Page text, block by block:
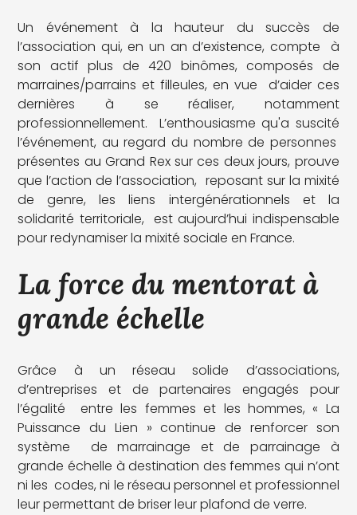
Un événement à la hauteur du succès de
l’association qui, en un an d’existence, compte à
son actif plus de 420 binômes, composés de
marraines/parrains et filleules, en vue d’aider ces
dernières à se réaliser, notamment
professionnellement. L’enthousiasme qu'a suscité
l’événement, au regard du nombre de personnes
présentes au Grand Rex sur ces deux jours, prouve
que l’action de l’association, reposant sur la mixité
de genre, les liens intergénérationnels et la
solidarité territoriale, est aujourd’hui indispensable
pour redynamiser la mixité sociale en France.
La force du mentorat à
grande échelle
Grâce à un réseau solide d’associations,
d’entreprises et de partenaires engagés pour
l’égalité entre les femmes et les hommes, « La
Puissance du Lien » continue de renforcer son
système de marrainage et de parrainage à
grande échelle à destination des femmes qui n’ont
ni les codes, ni le réseau personnel et professionnel
leur permettant de briser leur plafond de verre.